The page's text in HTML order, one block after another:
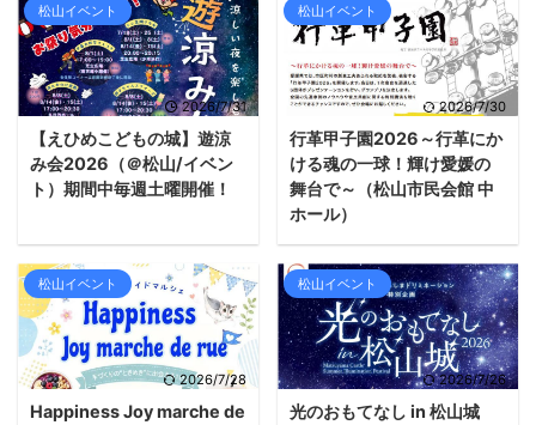
松山イベント
2026/7/31
【えひめこどもの城】遊涼
み会2026（＠松山/イベン
ト）期間中毎週土曜開催！
松山イベント
2026/7/30
行革甲子園2026～行革にか
ける魂の一球！輝け愛媛の
舞台で～（松山市民会館 中
ホール）
松山イベント
2026/7/28
Happiness Joy marche de
松山イベント
2026/7/26
光のおもてなし in 松山城